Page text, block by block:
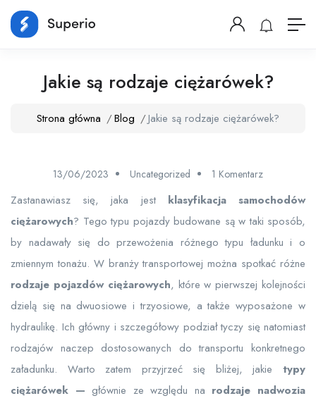
Jakie są rodzaje ciężarówek?
Strona główna Blog Jakie są rodzaje ciężarówek?
13/06/2023 Uncategorized 1 Komentarz
Zastanawiasz się, jaka jest klasyfikacja samochodów
ciężarowych? Tego typu pojazdy budowane są w taki sposób,
by nadawały się do przewożenia różnego typu ładunku i o
zmiennym tonażu. W branży transportowej można spotkać różne
rodzaje pojazdów ciężarowych, które w pierwszej kolejności
dzielą się na dwuosiowe i trzyosiowe, a także wyposażone w
hydraulikę. Ich główny i szczegółowy podział tyczy się natomiast
rodzajów naczep dostosowanych do transportu konkretnego
załadunku. Warto zatem przyjrzeć się bliżej, jakie typy
ciężarówek —głównie ze względu na rodzaje nadwozia